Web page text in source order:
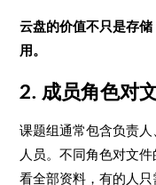
云盘的价值不只是存
用。
2. 成员角色对
课题组通常包含负责
人员。不同角色对文
看全部资料，有的人